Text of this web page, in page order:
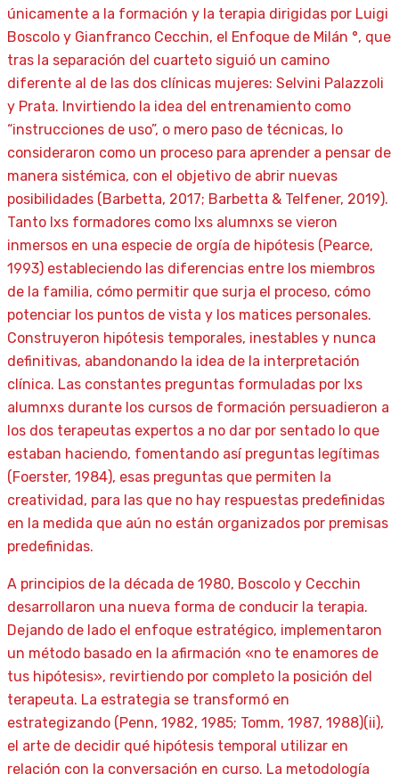
únicamente a la formación y la terapia dirigidas por Luigi
Boscolo y Gianfranco Cecchin, el Enfoque de Milán °, que
tras la separación del cuarteto siguió un camino
diferente al de las dos clínicas mujeres: Selvini Palazzoli
y Prata. Invirtiendo la idea del entrenamiento como
“instrucciones de uso”, o mero paso de técnicas, lo
consideraron como un proceso para aprender a pensar de
manera sistémica, con el objetivo de abrir nuevas
posibilidades (Barbetta, 2017; Barbetta & Telfener, 2019).
Tanto lxs formadores como lxs alumnxs se vieron
inmersos en una especie de orgía de hipótesis (Pearce,
1993) estableciendo las diferencias entre los miembros
de la familia, cómo permitir que surja el proceso, cómo
potenciar los puntos de vista y los matices personales.
Construyeron hipótesis temporales, inestables y nunca
definitivas, abandonando la idea de la interpretación
clínica. Las constantes preguntas formuladas por lxs
alumnxs durante los cursos de formación persuadieron a
los dos terapeutas expertos a no dar por sentado lo que
estaban haciendo, fomentando así preguntas legítimas
(Foerster, 1984), esas preguntas que permiten la
creatividad, para las que no hay respuestas predefinidas
en la medida que aún no están organizados por premisas
predefinidas.
A principios de la década de 1980, Boscolo y Cecchin
desarrollaron una nueva forma de conducir la terapia.
Dejando de lado el enfoque estratégico, implementaron
un método basado en la afirmación «no te enamores de
tus hipótesis», revirtiendo por completo la posición del
terapeuta. La estrategia se transformó en
estrategizando (Penn, 1982, 1985; Tomm, 1987, 1988)(ii),
el arte de decidir qué hipótesis temporal utilizar en
relación con la conversación en curso. La metodología